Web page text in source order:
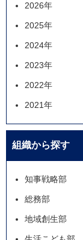
2026年
2025年
2024年
2023年
2022年
2021年
組織から探す
知事戦略部
総務部
地域創生部